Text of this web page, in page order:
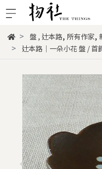
盤, 辻本路, 所有作家,
辻本路｜一朵小花 盤 / 首